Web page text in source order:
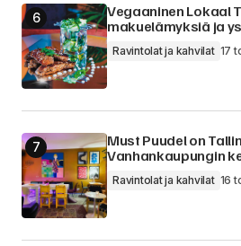
Vegaaninen Lokaal
makuelämyksiä ja
Ravintolat ja kahvilat 17
Must Puudel on
Vanhankaupungin
Ravintolat ja kahvilat 16